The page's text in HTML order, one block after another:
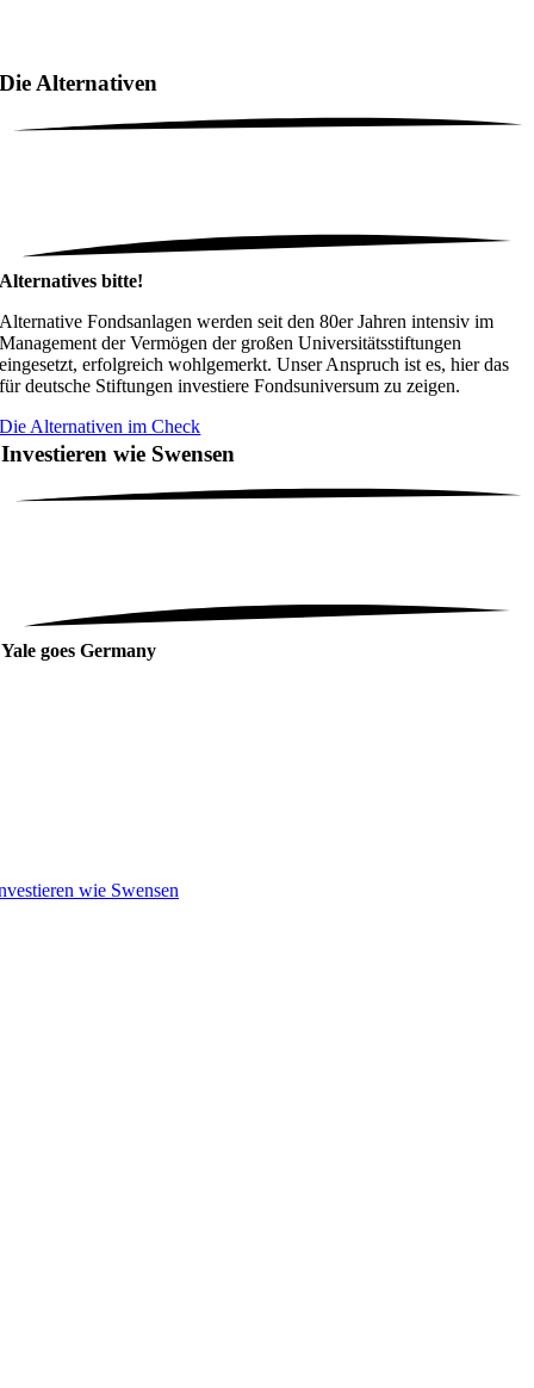
Die Alternativen
Alternatives bitte!
Alternative Fondsanlagen werden seit den 80er Jahren intensiv im
Management der Vermögen der großen Universitätsstiftungen
eingesetzt, erfolgreich wohlgemerkt. Unser Anspruch ist es, hier das
für deutsche Stiftungen investiere Fondsuniversum zu zeigen.
Die Alternativen im Check
Investieren wie Swensen
Yale goes Germany
wie Swensen